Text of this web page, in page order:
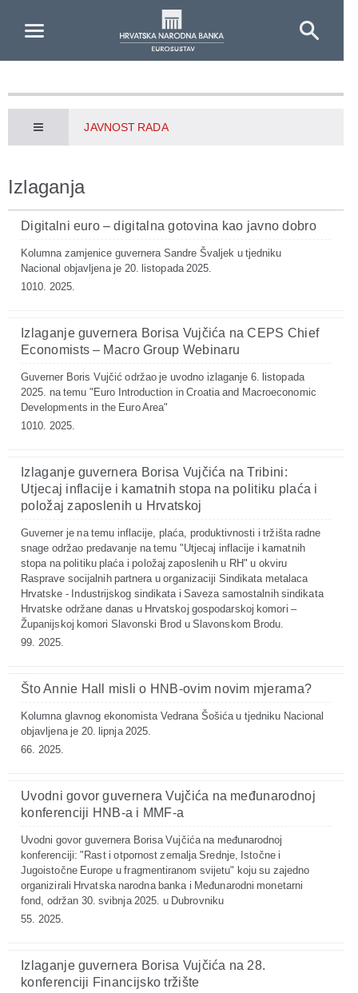
JAVNOST RADA
Izlaganja
Digitalni euro – digitalna gotovina kao javno dobro
Kolumna zamjenice guvernera Sandre Švaljek u tjedniku
Nacional objavljena je 20. listopada 2025.
1010. 2025.
Izlaganje guvernera Borisa Vujčića na CEPS Chief
Economists – Macro Group Webinaru
Guverner Boris Vujčić održao je uvodno izlaganje 6. listopada
2025. na temu "Euro Introduction in Croatia and Macroeconomic
Developments in the Euro Area"
1010. 2025.
Izlaganje guvernera Borisa Vujčića na Tribini:
Utjecaj inflacije i kamatnih stopa na politiku plaća i
položaj zaposlenih u Hrvatskoj
Guverner je na temu inflacije, plaća, produktivnosti i tržišta radne
snage održao predavanje na temu "Utjecaj inflacije i kamatnih
stopa na politiku plaća i položaj zaposlenih u RH" u okviru
Rasprave socijalnih partnera u organizaciji Sindikata metalaca
Hrvatske - Industrijskog sindikata i Saveza samostalnih sindikata
Hrvatske održane danas u Hrvatskoj gospodarskoj komori –
Županijskoj komori Slavonski Brod u Slavonskom Brodu.
99. 2025.
Što Annie Hall misli o HNB-ovim novim mjerama?
Kolumna glavnog ekonomista Vedrana Šošića u tjedniku Nacional
objavljena je 20. lipnja 2025.
66. 2025.
Uvodni govor guvernera Vujčića na međunarodnoj
konferenciji HNB-a i MMF-a
Uvodni govor guvernera Borisa Vujčića na međunarodnoj
konferenciji: "Rast i otpornost zemalja Srednje, Istočne i
Jugoistočne Europe u fragmentiranom svijetu" koju su zajedno
organizirali Hrvatska narodna banka i Međunarodni monetarni
fond, održan 30. svibnja 2025. u Dubrovniku
55. 2025.
Izlaganje guvernera Borisa Vujčića na 28.
konferenciji Financijsko tržište